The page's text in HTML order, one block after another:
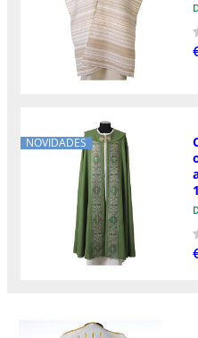
NOVIDADES